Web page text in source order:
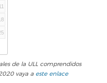
de la ULL comprendidos
vaya a este enlace